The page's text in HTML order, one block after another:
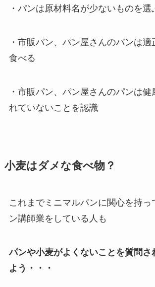
・パンは原材料名が少ないものを選
・市販パン、パン屋さんのパンは適
食べる
・市販パン、パン屋さんのパンは健
れていないことを認識
小麦はダメな食べ物？
これまでミニマルパンに関心を持っ
ン講師業をしている人も
パンや小麦がよくないことを質問さ
よう・・・